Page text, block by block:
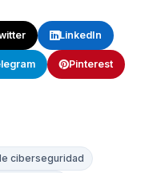
LinkedIn
Pinterest
ciberseguridad